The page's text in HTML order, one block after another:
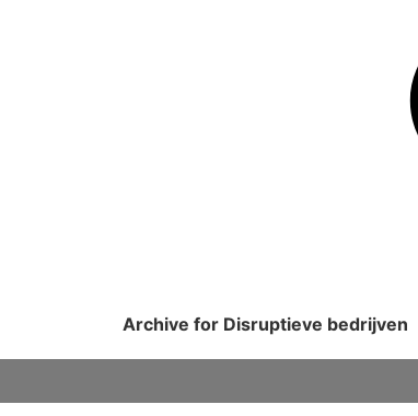
Archive for Disruptieve bedrijven